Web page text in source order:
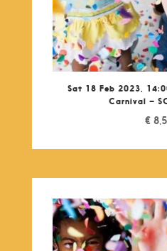
Sat 18 Feb 2023,
Carnival –
€